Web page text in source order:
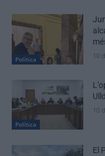
Política 10
Política
10
El